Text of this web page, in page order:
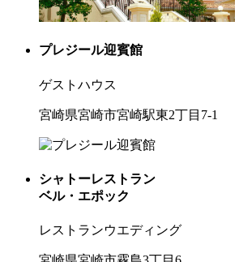
プレジール迎賓館
ゲストハウス
宮崎県宮崎市宮崎駅東2丁目7-1
シャトーレストラン
ベル・エポック
レストランウエディング